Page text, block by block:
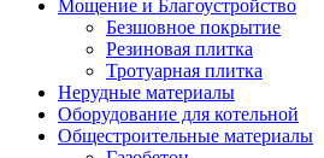
Мощение и Благоустройство
Безшовное покрытие
Резиновая плитка
Тротуарная плитка
Нерудные материалы
Оборудование для котельной
Общестроительные материалы